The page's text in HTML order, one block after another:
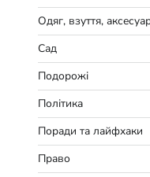
Одяг, взуття,
Сад
Подорожі
Політика
Поради та лайфхаки
Право